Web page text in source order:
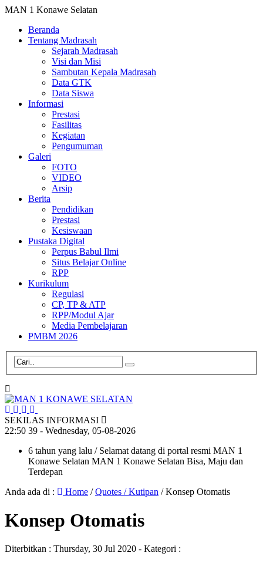
MAN 1 Konawe Selatan
Beranda
Tentang Madrasah
Sejarah Madrasah
Visi dan Misi
Sambutan Kepala Madrasah
Data GTK
Data Siswa
Informasi
Prestasi
Fasilitas
Kegiatan
Pengumuman
Galeri
FOTO
VIDEO
Arsip
Berita
Pendidikan
Prestasi
Kesiswaan
Pustaka Digital
Perpus Babul Ilmi
Situs Belajar Online
RPP
Kurikulum
Regulasi
CP, TP & ATP
RPP/Modul Ajar
Media Pembelajaran
PMBM 2026
SEKILAS INFORMASI
22:50 40 - Wednesday, 05-08-2026
6 tahun yang lalu / Selamat datang di portal resmi MAN 1
Konawe Selatan MAN 1 Konawe Selatan Bisa, Maju dan
Terdepan
Anda ada di :
Home /Quotes / Kutipan /Konsep Otomatis
Konsep Otomatis
Diterbitkan : Thursday, 30 Jul 2020 - Kategori :